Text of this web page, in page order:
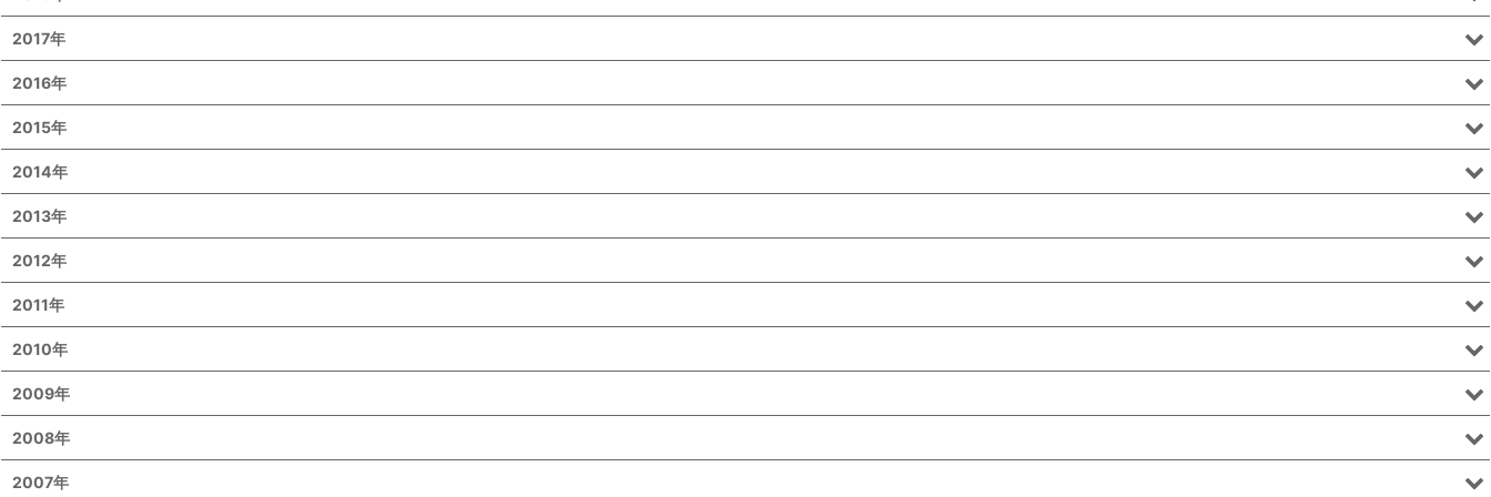
2017年
2016年
2015年
2014年
2013年
2012年
2011年
2010年
2009年
2008年
2007年